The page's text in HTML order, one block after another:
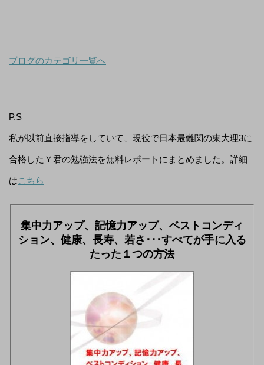
ブログのカテゴリ一覧へ
P.S
私が以前直接指導をしていて、現役で日本最難関の東大理3に
合格したＹ君の勉強法を無料レポートにまとめました。詳細
はこちら
集中力アップ、記憶力アップ、ベストコンディ
ション、健康、長寿、若さ･･･すべてが手に入る
たった１つの方法